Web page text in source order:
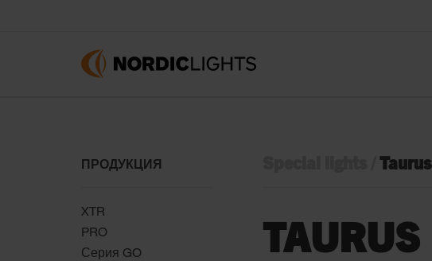
ПРОДУКЦИЯ
XTR
PRO
Серия GO
Taurus
TAURUS